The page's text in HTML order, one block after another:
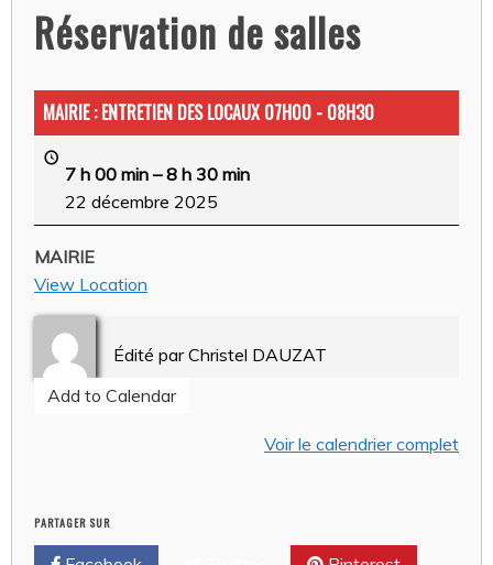
Réservation de salles
MAIRIE : ENTRETIEN DES LOCAUX 07H00 - 08H30
7 h 00 min –8 h 30 min
22 décembre 2025
MAIRIE
View Location
Édité par Christel DAUZAT
Add to Calendar
Voir le calendrier complet
PARTAGER SUR